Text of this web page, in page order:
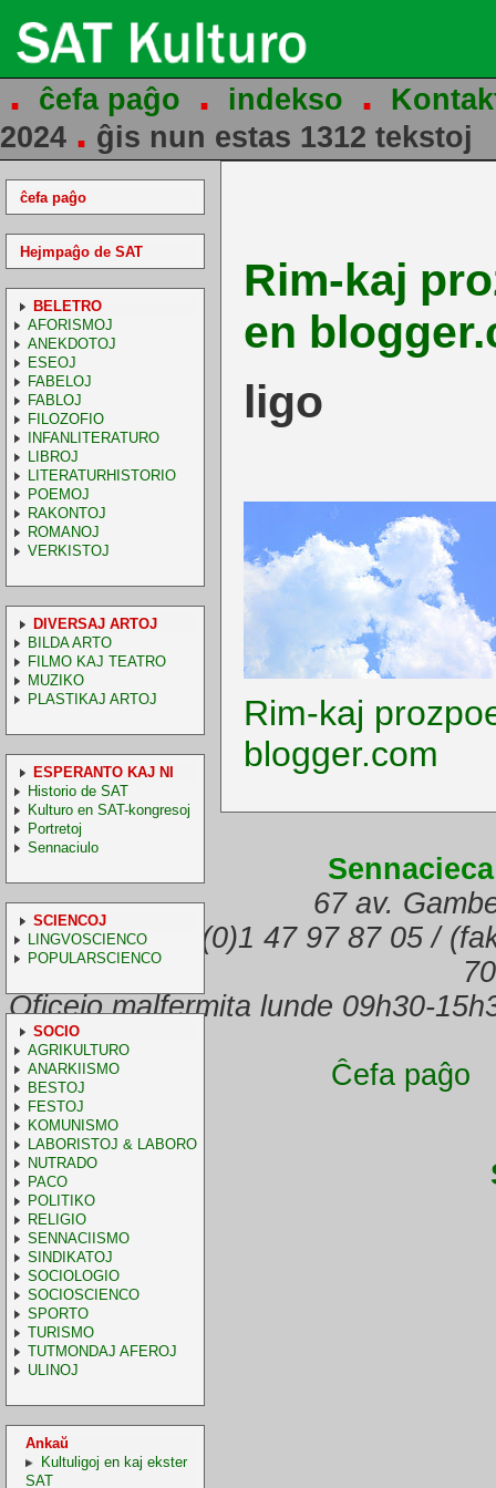
. ĉefa paĝo . indekso .
2024 . ĝis nun estas 1312 tekstoj
ĉefa paĝo
Hejmpaĝo de SAT
BELETRO
AFORISMOJ
ANEKDOTOJ
ESEOJ
FABELOJ
FABLOJ
FILOZOFIO
INFANLITERATURO
LIBROJ
LITERATURHISTORIO
POEMOJ
RAKONTOJ
ROMANOJ
VERKISTOJ
DIVERSAJ ARTOJ
BILDA ARTO
FILMO KAJ TEATRO
MUZIKO
PLASTIKAJ ARTOJ
ESPERANTO KAJ NI
Historio de SAT
Kulturo en SAT-kongresoj
Portretoj
Sennaciulo
SCIENCOJ
LINGVOSCIENCO
POPULARSCIENCO
SOCIO
AGRIKULTURO
ANARKIISMO
BESTOJ
FESTOJ
KOMUNISMO
LABORISTOJ & LABORO
NUTRADO
PACO
POLITIKO
RELIGIO
SENNACIISMO
SINDIKATOJ
SOCIOLOGIO
SOCIOSCIENCO
SPORTO
TURISMO
TUTMONDAJ AFEROJ
ULINOJ
Ankaŭ
Kultuligoj en kaj ekster
SAT
Rim-kaj
en
ligo
Rim-kaj
blogger.com
67 av.
(telefono) +33.(0)1 47 97 87 05 /
Oficejo malfermita lunde 09h30-
Ĉefa paĝo